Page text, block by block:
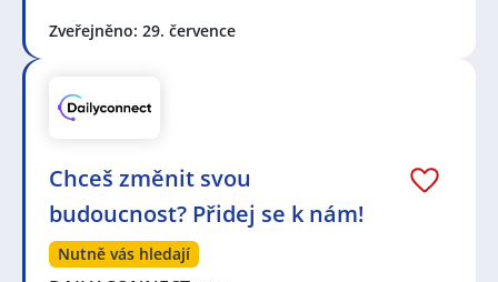
Zveřejněno: 29. července
Chceš změnit svou
budoucnost? Přidej se k nám!
Nutně vás hledají